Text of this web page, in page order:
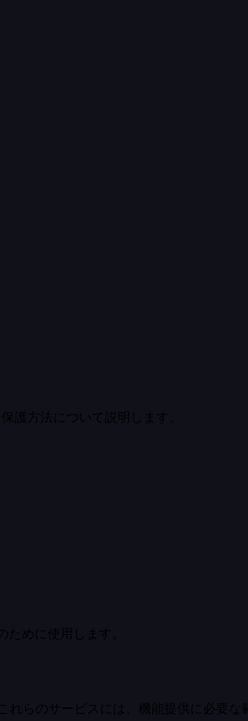
護方法について説明します。
めに使用します。
らのサービスには、機能提供に必要な